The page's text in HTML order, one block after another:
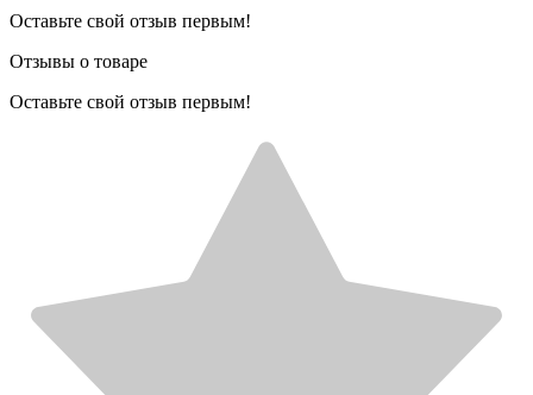
Оставьте свой отзыв первым!
Отзывы о товаре
Оставьте свой отзыв первым!